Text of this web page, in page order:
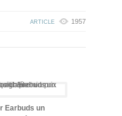
ARTICLE 1957
Earbuds un